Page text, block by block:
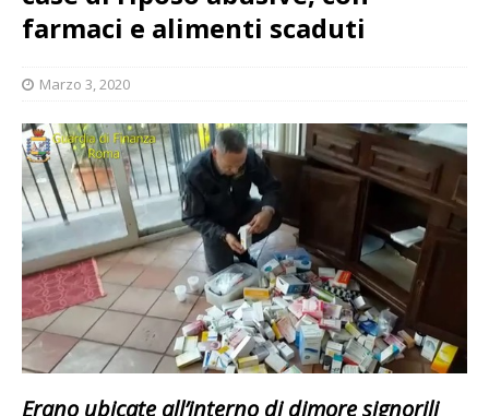
farmaci e alimenti scaduti
Marzo 3, 2020
Erano ubicate all’interno di dimore signorili